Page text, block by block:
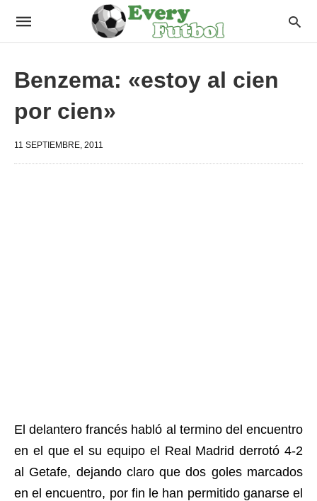
Benzema: «estoy al cien
por cien»
11 SEPTIEMBRE, 2011
El delantero francés habló al termino del encuentro
en el que el su equipo el Real Madrid derrotó 4-2
al Getafe, dejando claro que dos goles marcados
en el encuentro, por fin le han permitido ganarse el